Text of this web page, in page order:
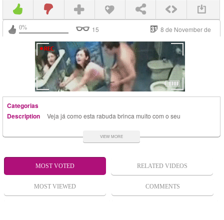
0% 15
8 de November de
2017
Categorias
Description
Veja já como esta rabuda brinca muito com o seu
provocando até abrir a bunda pra levar chupada e
metida funda pulando louca de prazer no caralho
VIEW MORE
MOST VOTED RELATED VIDEOS
MOST VIEWED COMMENTS